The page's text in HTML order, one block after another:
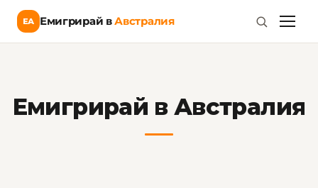
ЕА Емигрирай вАвстралия
Емигрирай в Австралия